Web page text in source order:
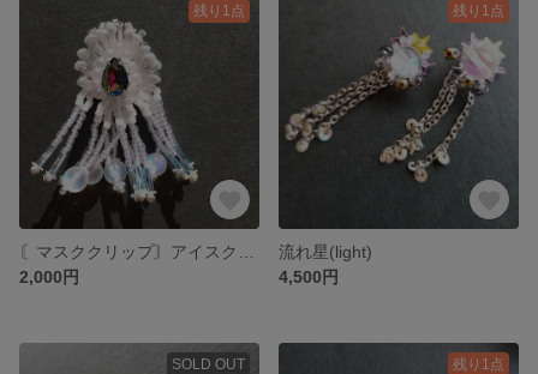
残り1点
2,000円
残り1点
流れ星(light)
4,500円
SOLD OUT 残り1点